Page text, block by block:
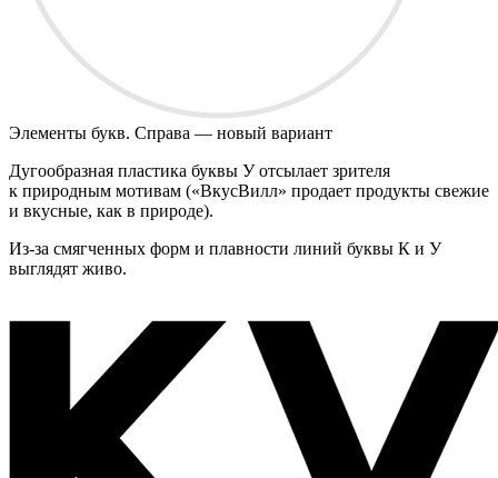
Элементы букв. Справа — новый вариант
Дугообразная пластика буквы У отсылает зрителя
к природным мотивам («ВкусВилл» продает продукты свежие
и вкусные, как в природе).
Из-за смягченных форм и плавности линий буквы К и У
выглядят живо.